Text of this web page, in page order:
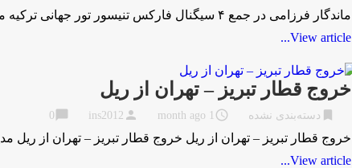
ماندگار فرزامی در جمع ۴ سیگنال فارکس تنیسور تور جهانی ترکیه ماندگار فرزامی در جمع ۴ تنیسور تور جهانی ترکیه …
View article...
خروج قطار تبریز – تهران از ریل
دسته‌بندی نشده access_time
1 month ago
person
ins2012
chat_bubble
0
خروج قطار تبریز – تهران از ریل خروج قطار تبریز – تهران از ریل
View article...